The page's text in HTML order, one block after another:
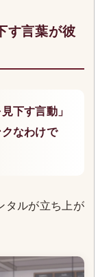
す言葉が彼
下す言動」
なわけで
タルが立ち上が